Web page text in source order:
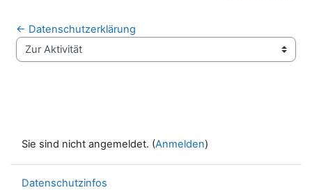
← Datenschutzerklärung
Zur Aktivität
Sie sind nicht angemeldet. (Anmelden)
Datenschutzinfos